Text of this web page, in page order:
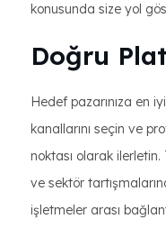
konusunda size yol
Doğru
Hedef pazarınıza en
kanallarını seçin ve
noktası olarak
ve sektör
işletmeler arası